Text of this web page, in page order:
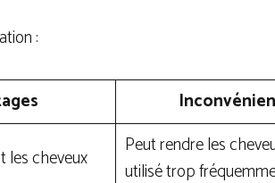
:
les cheveux
Peut rendre les
utilisé trop